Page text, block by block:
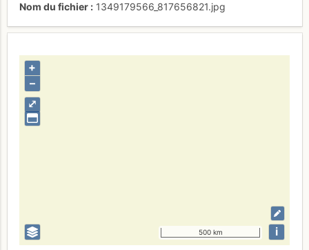
Nom du fichier
1349179566_817656821.jpg
⤢
+
–
500 km i